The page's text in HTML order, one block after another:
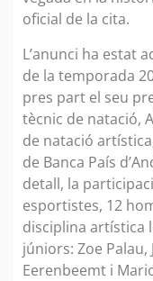
oficial de la cita.
L’anunci ha estat
de la temporada
pres part el seu
tècnic de natació,
de natació
de Banca País
detall, la
esportistes, 12
disciplina artística
júniors: Zoe Palau,
Eerenbeemt i